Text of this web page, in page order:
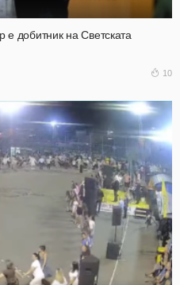
добитник на Светската
10